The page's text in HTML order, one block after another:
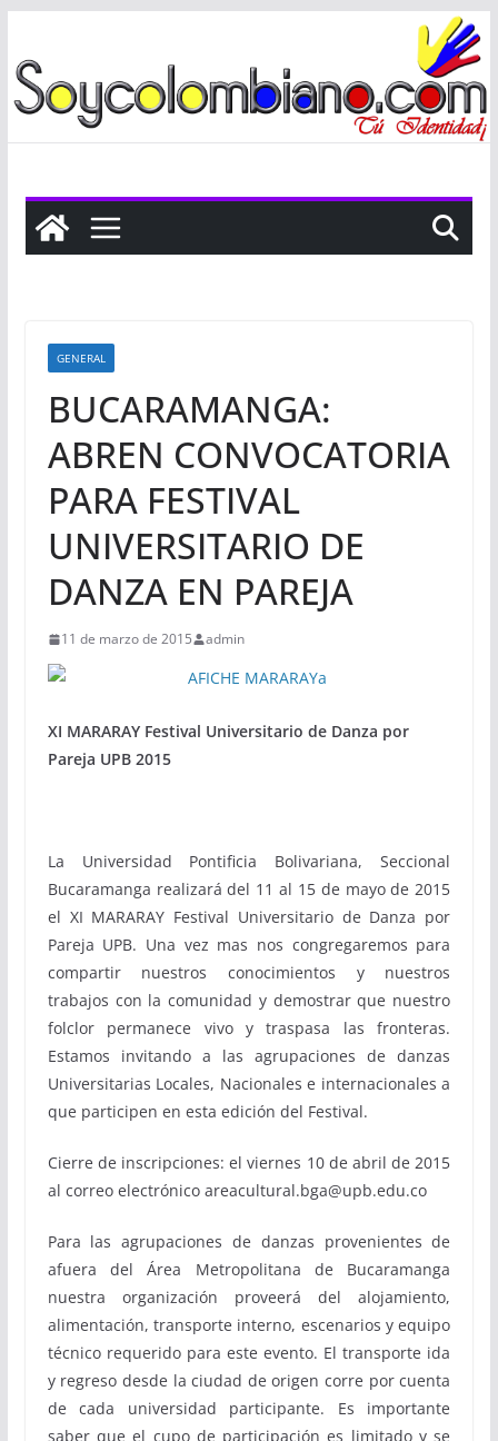
al
contenido
GENERAL
BUCARAMANGA:
ABREN CONVOCATORIA
PARA FESTIVAL
UNIVERSITARIO DE
DANZA EN PAREJA
11 de marzo de 2015 admin
XI MARARAY Festival Universitario de Danza por
Pareja UPB 2015
La Universidad Pontificia Bolivariana, Seccional
Bucaramanga realizará del 11 al 15 de mayo de 2015
el XI MARARAY Festival Universitario de Danza por
Pareja UPB. Una vez mas nos congregaremos para
compartir nuestros conocimientos y nuestros
trabajos con la comunidad y demostrar que nuestro
folclor permanece vivo y traspasa las fronteras.
Estamos invitando a las agrupaciones de danzas
Universitarias Locales, Nacionales e internacionales a
que participen en esta edición del Festival.
Cierre de inscripciones: el viernes 10 de abril de 2015
al correo electrónico areacultural.bga@upb.edu.co
Para las agrupaciones de danzas provenientes de
afuera del Área Metropolitana de Bucaramanga
nuestra organización proveerá del alojamiento,
alimentación, transporte interno, escenarios y equipo
técnico requerido para este evento. El transporte ida
y regreso desde la ciudad de origen corre por cuenta
de cada universidad participante. Es importante
saber que el cupo de participación es limitado y se